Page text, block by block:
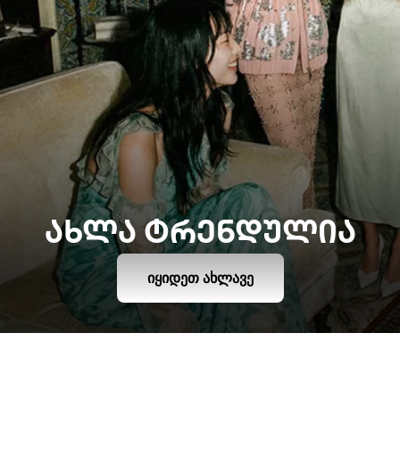
ᲐᲮᲚᲐ ᲢᲠᲔᲜᲓᲣᲚᲘᲐ
ᲘᲧᲘᲓᲔᲗ ᲐᲮᲚᲐᲕᲔ